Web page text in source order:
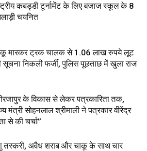
कबड्डी टूर्नामेंट के लिए बजाज स्कूल के 8
चयनित
मारकर ट्रक चालक से 1.06 लाख रुपये लूट
सूचना निकली फर्जी, पुलिस पूछताछ में खुला राज
के विकास से लेकर पत्रकारिता तक,
मंत्री सोहनलाल श्रीमाली ने पत्रकार वीरेंद्र
से की चर्चा”
तस्करी, अवैध शराब और चाकू के साथ चार